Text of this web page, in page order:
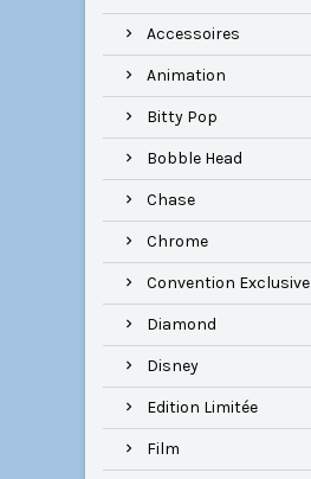
Accessoires
Animation
Bitty Pop
Bobble Head
Chase
Chrome
Convention Exclusive
Diamond
Disney
Edition Limitée
Film